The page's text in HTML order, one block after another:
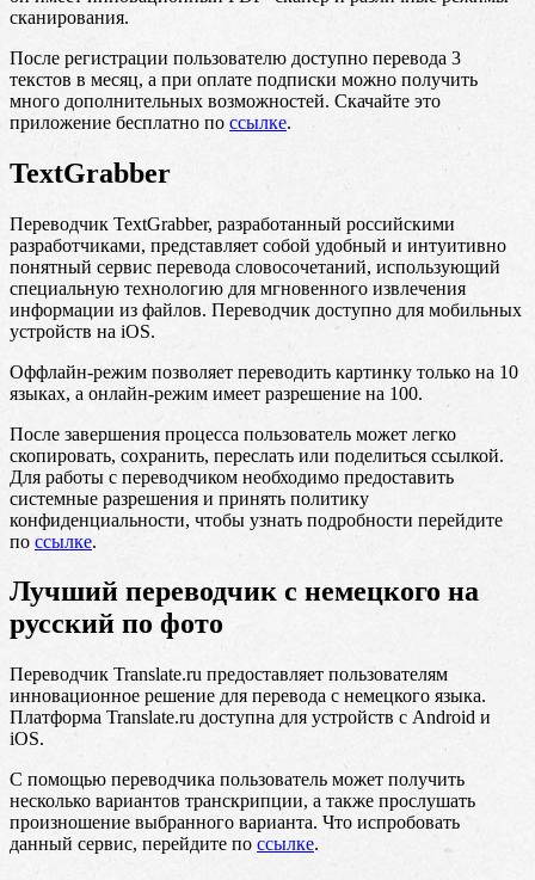
сканирования.
После регистрации пользователю доступно перевода 3
текстов в месяц, а при оплате подписки можно получить
много дополнительных возможностей. Скачайте это
приложение бесплатно по ссылке.
TextGrabber
Переводчик TextGrabber, разработанный российскими
разработчиками, представляет собой удобный и интуитивно
понятный сервис перевода словосочетаний, использующий
специальную технологию для мгновенного извлечения
информации из файлов. Переводчик доступно для мобильных
устройств на iOS.
Оффлайн-режим позволяет переводить картинку только на 10
языках, а онлайн-режим имеет разрешение на 100.
После завершения процесса пользователь может легко
скопировать, сохранить, переслать или поделиться ссылкой.
Для работы с переводчиком необходимо предоставить
системные разрешения и принять политику
конфиденциальности, чтобы узнать подробности перейдите
по ссылке.
Лучший переводчик с немецкого на
русский по фото
Переводчик Translate.ru предоставляет пользователям
инновационное решение для перевода с немецкого языка.
Платформа Translate.ru доступна для устройств с Android и
iOS.
С помощью переводчика пользователь может получить
несколько вариантов транскрипции, а также прослушать
произношение выбранного варианта. Что испробовать
данный сервис, перейдите по ссылке.